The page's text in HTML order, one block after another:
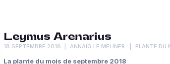
Leymus Arenarius
18 SEPTEMBRE 2018 ANNAÏG LE MELINER PLANTE DU
La plante du mois de septembre 2018